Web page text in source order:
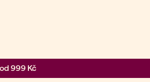
999 Kč